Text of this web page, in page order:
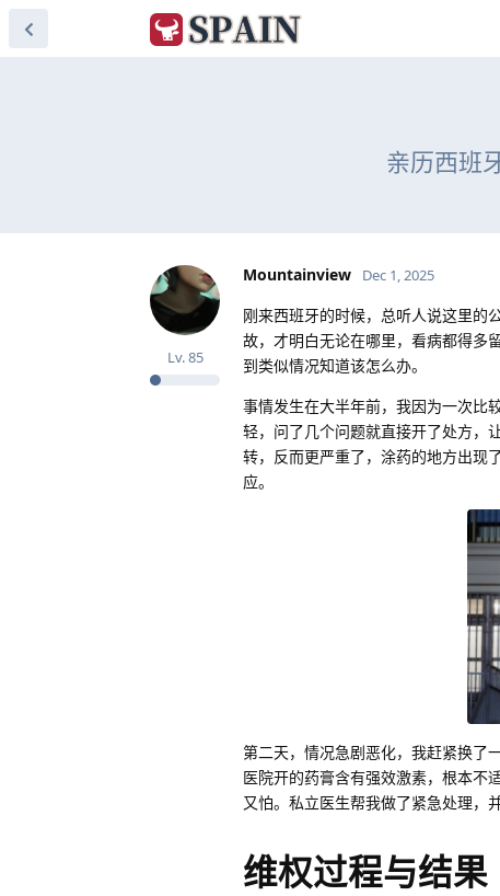
亲历西班
Mountainview
Lv.85
Dec 1, 2025
刚来西班牙的时候，总听人说这里的
故，才明白无论在哪里，看病都得多
到类似情况知道该怎么办。
事情发生在大半年前，我因为一次比
轻，问了几个问题就直接开了处方，
转，反而更严重了，涂药的地方出现
应。
第二天，情况急剧恶化，我赶紧换了
医院开的药膏含有强效激素，根本不
又怕。私立医生帮我做了紧急处理，
维权过程与结果